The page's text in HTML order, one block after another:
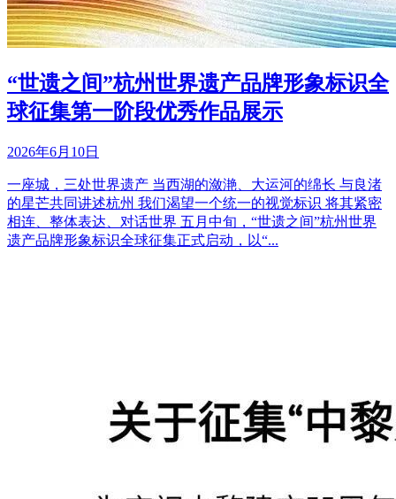
“世遗之间”杭州世界遗产品牌形象标识全
球征集第一阶段优秀作品展示
2026年6月10日
一座城，三处世界遗产 当西湖的潋滟、大运河的绵长 与良渚
的星芒共同讲述杭州 我们渴望一个统一的视觉标识 将其紧密
相连、整体表达、对话世界 五月中旬，“世遗之间”杭州世界
遗产品牌形象标识全球征集正式启动，以“...